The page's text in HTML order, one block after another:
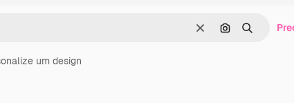
LimparPesquisar por
Buscar
um design